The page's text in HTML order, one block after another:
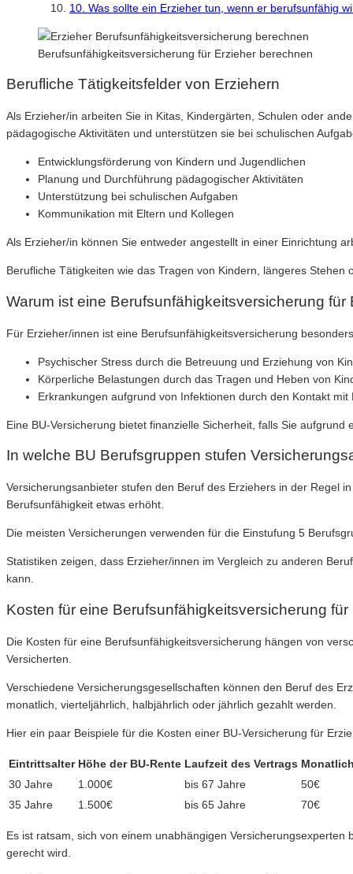
10. Was sollte ein Erzieher tun, wenn er berufsunfähig
Berufsunfähigkeitsversicherung für Erzieher berechnen
Berufliche Tätigkeitsfelder von Erziehern
Als Erzieher/in arbeiten Sie in Kitas, Kindergärten, Schulen oder
pädagogische Aktivitäten und unterstützen sie bei schulischen
Entwicklungsförderung von Kindern und Jugendlichen
Planung und Durchführung pädagogischer Aktivitäten
Unterstützung bei schulischen Aufgaben
Kommunikation mit Eltern und Kollegen
Als Erzieher/in können Sie entweder angestellt in einer Einrichtung
Berufliche Tätigkeiten wie das Tragen von Kindern, längeres
Warum ist eine Berufsunfähigkeitsversicherung für
Für Erzieher/innen ist eine Berufsunfähigkeitsversicherung
Psychischer Stress durch die Betreuung und Erziehung von
Körperliche Belastungen durch das Tragen und Heben von
Erkrankungen aufgrund von Infektionen durch den Kontakt mit
Eine BU-Versicherung bietet finanzielle Sicherheit, falls Sie
In welche BU Berufsgruppen stufen
Versicherungsanbieter stufen den Beruf des Erziehers in der Regel
Berufsunfähigkeit etwas erhöht.
Die meisten Versicherungen verwenden für die Einstufung 5
Statistiken zeigen, dass Erzieher/innen im Vergleich zu anderen
kann.
Kosten für eine Berufsunfähigkeitsversicherung für
Die Kosten für eine Berufsunfähigkeitsversicherung hängen von
Versicherten.
Verschiedene Versicherungsgesellschaften können den Beruf des
monatlich, vierteljährlich, halbjährlich oder jährlich gezahlt werden.
Hier ein paar Beispiele für die Kosten einer BU-Versicherung für
Eintrittsalter Höhe der BU-Rente Laufzeit des Vertrags
30 Jahre
1.000€ bis 67 Jahre
50€
35 Jahre
1.500€ bis 65 Jahre 70€
Es ist ratsam, sich von einem unabhängigen
gerecht wird.